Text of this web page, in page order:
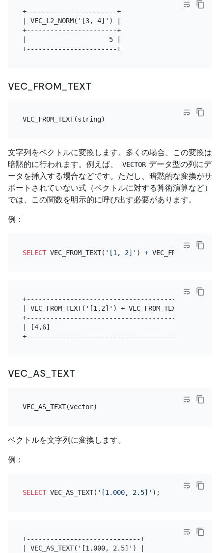
+-----------------------+
| VEC_L2_NORM('[3, 4]') |
+-----------------------+
|                     5 |
+-----------------------+
VEC_FROM_TEXT
文字列をベクトルに変換します。多くの場合、この変換は
暗黙的に行われます。例えば、
VECTOR データ型の列にデ
ータを挿入する場合などです。ただし、暗黙的な変換がサ
ポートされていない式（ベクトルに対する算術演算など）
では、この関数を明示的に呼び出す必要があります。
例：
SELECT VEC_FROM_TEXT( '[1, 2]' ) + VEC_FROM_TEXT(
+-------------------------------------------------
| VEC_FROM_TEXT('[1,2]') + VEC_FROM_TEXT('[3,4]')
+-------------------------------------------------
| [4,6]
VEC_AS_TEXT
ベクトルを文字列に変換します。
例：
SELECT VEC_AS_TEXT( '[1.000, 2.5]'
+-----------------------------+
| VEC_AS_TEXT('[1.000, 2.5]') |